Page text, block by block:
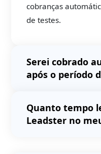
cobranças
de testes.
Serei cobrado
após o período
volume de acessos
apresentaremos
Quanto tempo
Leadster no